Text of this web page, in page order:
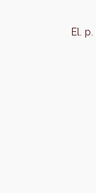
El. p.